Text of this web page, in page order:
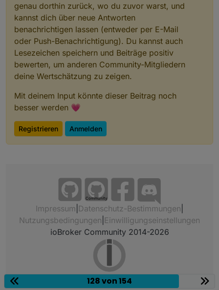
genau dorthin zurück, wo du zuvor warst, und
kannst dich über neue Antworten
benachrichtigen lassen (entweder per E-Mail
oder Push-Benachrichtigung). Du kannst auch
Lesezeichen speichern und Beiträge positiv
bewerten, um anderen Community-Mitgliedern
deine Wertschätzung zu zeigen.
Mit deinem Input könnte dieser Beitrag noch
besser werden 💗
Registrieren Anmelden
Community
Impressum Datenschutz-Bestimmungen
Nutzungsbedingungen Einwilligungseinstellungen
ioBroker Community 2014-2026
128 von 154